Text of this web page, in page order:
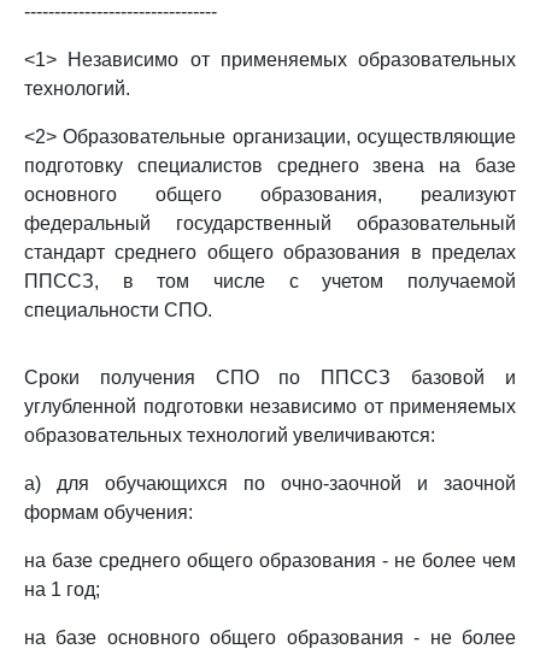
--------------------------------
<1> Независимо от применяемых образовательных
технологий.
<2> Образовательные организации, осуществляющие
подготовку специалистов среднего звена на базе
основного общего образования, реализуют
федеральный государственный образовательный
стандарт среднего общего образования в пределах
ППССЗ, в том числе с учетом получаемой
специальности СПО.
Сроки получения СПО по ППССЗ базовой и
углубленной подготовки независимо от применяемых
образовательных технологий увеличиваются:
а) для обучающихся по очно-заочной и заочной
формам обучения:
на базе среднего общего образования - не более чем
на 1 год;
на базе основного общего образования - не более